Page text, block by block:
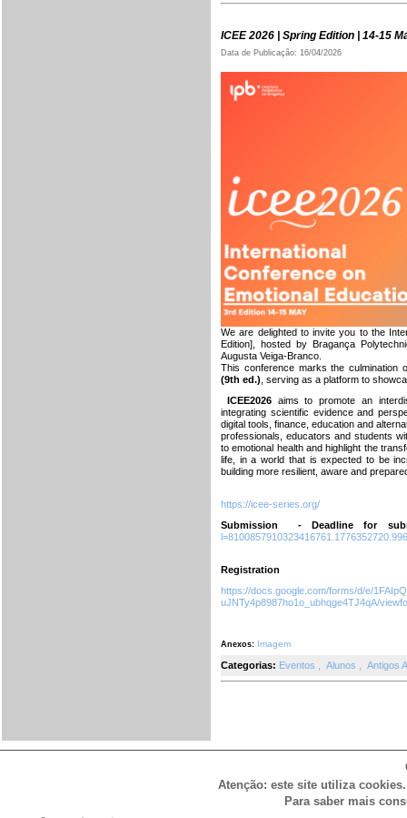
ICEE 2026 | Spring Edition | 14-15
Data de Publicação: 16/04/2026
We are delighted to invite you to the
Edition], hosted by Bragança
Augusta Veiga-Branco.
This conference marks the culmination
(9th ed.) serving as a platform to
ICEE2026 aims to promote an
integrating scientific evidence and
digital tools, finance, education and
professionals, educators and students
to emotional health and highlight the
life, in a world that is expected to be
building more resilient, aware and
https://icee-series.org/
Submission - Deadline for
Registration
https://docs.google.com/forms/d/e/
uJNTy4p8987ho1o_ubhqge4TJ4qA/
Anexos: Imagem
Categorias: Eventos Alunos Antigos
Atenção: este site utiliza
Para saber mais